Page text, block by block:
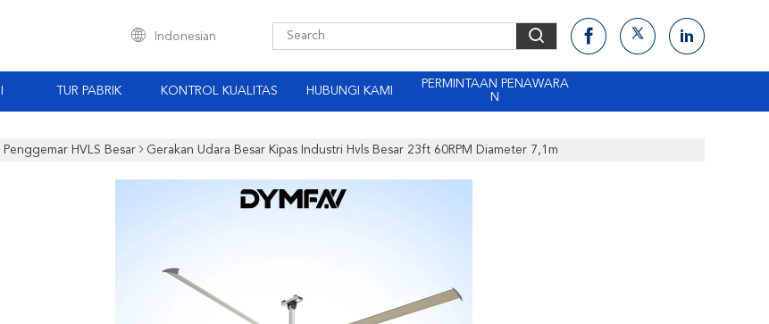
Indonesian
TUR PABRIK KONTROL KUALITAS HUBUNGI KAMI
PERMINTAAN PENAWARA
N
Penggemar HVLS Besar Gerakan Udara Besar Kipas Industri Hvls Besar 23ft 60RPM Diameter 7,1m